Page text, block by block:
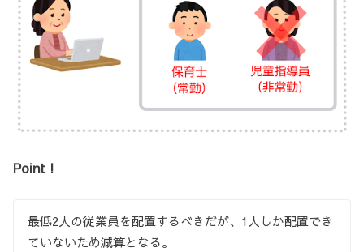
Point !
最低2人の従業員を配置するべきだが、1人しか配置でき
ていないため減算となる。